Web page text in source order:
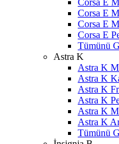
Corsa E
Corsa E
Corsa E
Corsa E
Tümünü
Astra K
Astra K
Astra K
Astra K
Astra K
Astra K
Astra K
Tümünü